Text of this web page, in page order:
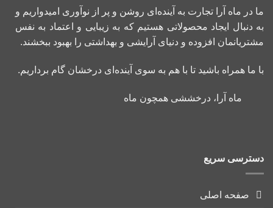
ما در ماه آرا تجارت به آینده‌ای روشن و پر از نوآوری امیدواریم و
به دنبال ایجاد محصولاتی هستیم که به زیبایی و اعتماد به نفس
مشتریانمان افزوده و دنیای آرایشی و بهداشتی را بهبود ببخشند.
با ما همراه باشید تا با هم به سوی آینده‌ای درخشان گام برداریم.
ماه آرا، درخششی همچون ماه
دسترسی سریع
صفحه اصلی